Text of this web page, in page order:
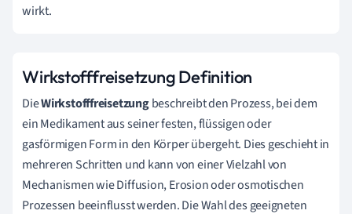
wirkt.
Wirkstofffreisetzung Definition
DieWirkstofffreisetzungbeschreibt den Prozess, bei dem
ein Medikament aus seiner festen, flüssigen oder
gasförmigen Form in den Körper übergeht. Dies geschieht in
mehreren Schritten und kann von einer Vielzahl von
Mechanismen wie Diffusion, Erosion oder osmotischen
Prozessen beeinflusst werden. Die Wahl des geeigneten